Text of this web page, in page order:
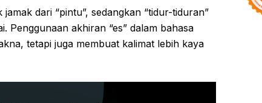
dari “pintu”, sedangkan “tidur-tiduran”
Penggunaan akhiran “es” dalam bahasa
tetapi juga membuat kalimat lebih kaya